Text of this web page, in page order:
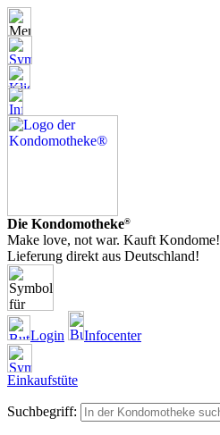
Die Kondomotheke®
Make love, not war. Kauft Kondome!
Lieferung direkt aus Deutschland!
Login Infocenter
Einkaufstüte
Suchbegriff: